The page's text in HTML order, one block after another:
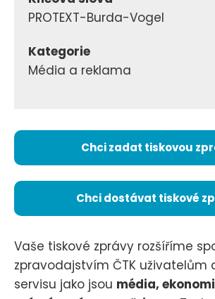
PROTEXT-Burda-Vogel
Kategorie
Média a reklama
Chci zadat tiskovou
Chci dostávat tiskové
Vaše tiskové zprávy rozšíříme
zpravodajstvím ČTK uživatelům
servisu jako jsou média,